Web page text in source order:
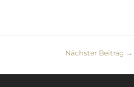
Nächster Beitrag →